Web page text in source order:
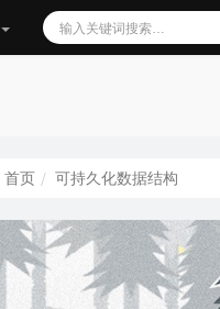
首页 可持久化数据结构